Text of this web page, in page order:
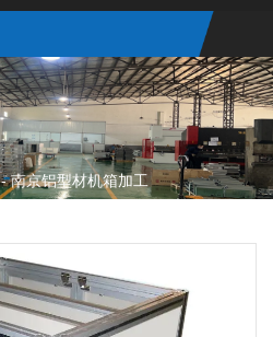
-南京铝型材机箱加工